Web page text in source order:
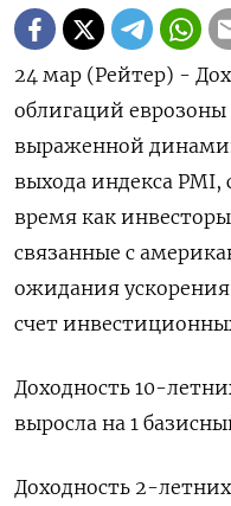
24 мар (Рейтер) -
облигаций еврозоны
выраженной
выхода индекса
время как
связанные с
ожидания ускорения
счет
Доходность 10-
выросла на 1
Доходность 2-